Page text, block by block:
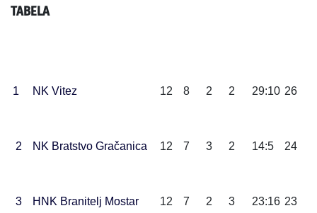
TABELA
1 NK Vitez 12 8 2 2 29:10 26
2 NK Bratstvo Gračanica 12 7 3 2 14:5 24
3 HNK Branitelj Mostar 12 7 2 3 23:16 23